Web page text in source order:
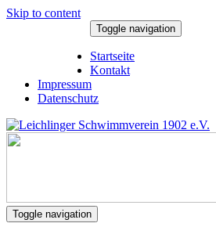
Skip to content
Toggle navigation
Startseite
Kontakt
Impressum
Datenschutz
Toggle navigation